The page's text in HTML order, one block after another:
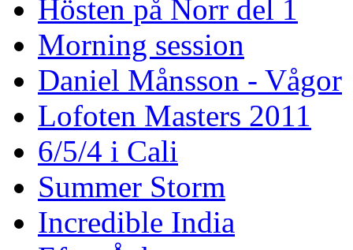
Hösten på Norr del 1
Morning session
Daniel Månsson - Vågor
Lofoten Masters 2011
6/5/4 i Cali
Summer Storm
Incredible India